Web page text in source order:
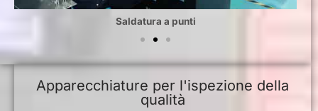
Saldatura a punti
Apparecchiature per l'ispezione della
qualità